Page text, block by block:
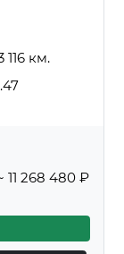
116 км.
11 268 480 ₽